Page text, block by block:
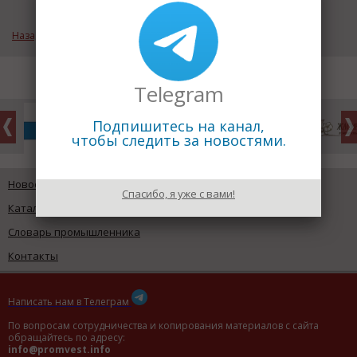
Назад к рубрике «Металлургия»
Новости промышленности
Каталог предприятий
Словарь промышленника
Контакты
Написать нам в Телеграм
По вопросам сотрудничества и копирования материалов с сайта
обращайтесь по адресу:
info@promvest.info
Telegram
Подпишитесь на канал,
чтобы следить за новостями.
Спасибо, я уже с вами!